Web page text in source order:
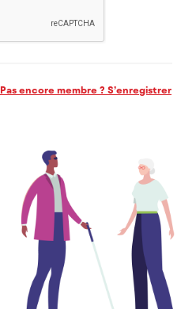
Pas encore membre ? S’enregistrer